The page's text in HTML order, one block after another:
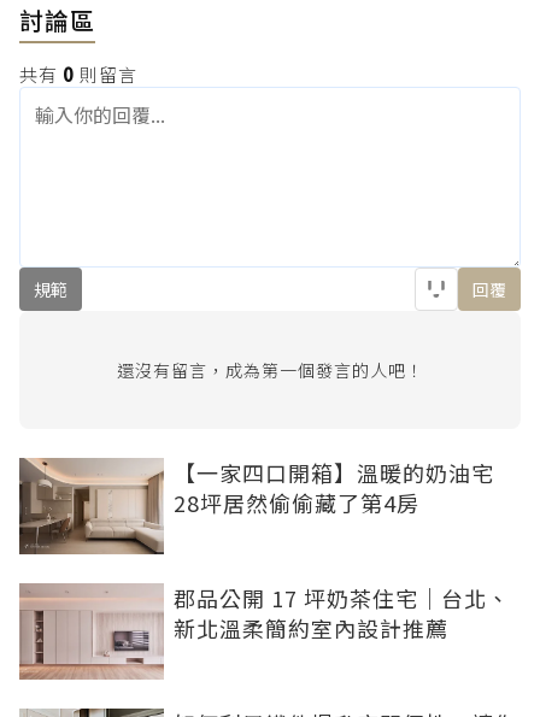
討論區
共有 0 則留言
規範 回覆
還沒有留言，成為第一個發言的人吧！
【一家四口開箱】溫暖的奶油宅
28坪居然偷偷藏了第4房
郡品公開 17 坪奶茶住宅｜台北、
新北溫柔簡約室內設計推薦